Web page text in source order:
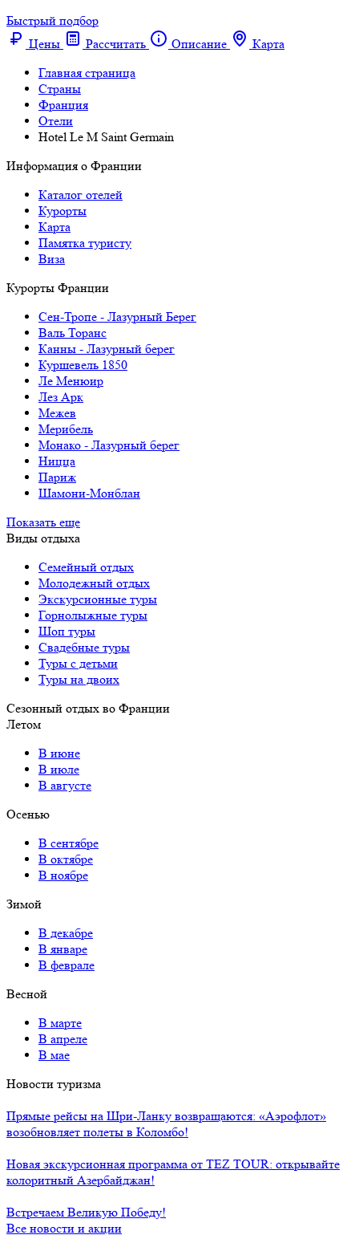
Быстрый подбор
Цены
Рассчитать Описание
Карта
Главная страница
Cтраны
Франция
Отели
Hotel Le M Saint Germain
Информация о Франции
Каталог отелей
Курорты
Карта
Памятка туристу
Виза
Курорты Франции
Cен-Тропе - Лазурный Берег
Валь Торанс
Канны - Лазурный берег
Куршевель 1850
Ле Менюир
Лез Арк
Межев
Мерибель
Монако - Лазурный берег
Ницца
Париж
Шамони-Монблан
Показать еще
Виды отдыха
Семейный отдых
Молодежный отдых
Экскурсионные туры
Горнолыжные туры
Шоп туры
Свадебные туры
Туры с детьми
Туры на двоих
Сезонный отдых во Франции
Летом
В июне
В июле
В августе
Осенью
В сентябре
В октябре
В ноябре
Зимой
В декабре
В январе
В феврале
Весной
В марте
В апреле
В мае
Новости туризма
Прямые рейсы на Шри-Ланку возвращаются: «Аэрофлот»
возобновляет полеты в Коломбо!
Новая экскурсионная программа от TEZ TOUR: открывайте
колоритный Азербайджан!
Встречаем Великую Победу!
Все новости и акции